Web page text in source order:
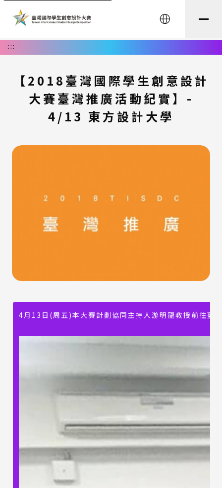
English
:::
【2018臺灣國際學生創意設計
大賽臺灣推廣活動紀實】-
4/13 東方設計大學
4月13日(周五)本大賽計劃協同主持人游明龍教授前往臺